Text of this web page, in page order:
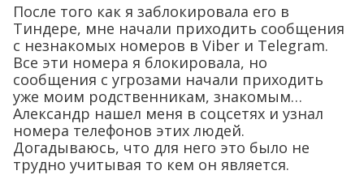
После того как я заблокировала его в
Тиндере, мне начали приходить сообщения
с незнакомых номеров в Viber и Telegram.
Все эти номера я блокировала, но
сообщения с угрозами начали приходить
уже моим родственникам, знакомым…
Александр нашел меня в соцсетях и узнал
номера телефонов этих людей.
Догадываюсь, что для него это было не
трудно учитывая то кем он является.